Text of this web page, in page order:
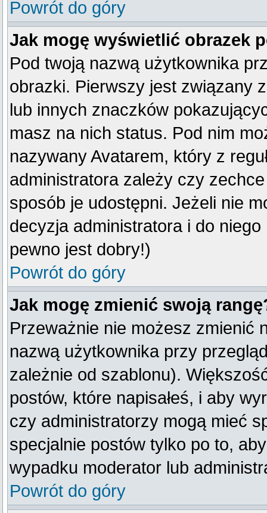
Powrót do góry
Jak mogę wyświetlić obrazek
Pod twoją nazwą użytkownika
obrazki. Pierwszy jest związany
lub innych znaczków
masz na nich status. Pod nim
nazywany Avatarem, który z
administratora zależy czy
sposób je udostępni. Jeżeli nie
decyzja administratora i do
pewno jest dobry!)
Powrót do góry
Jak mogę zmienić swoją
Przeważnie nie możesz zmienić
nazwą użytkownika przy
zależnie od szablonu).
postów, które napisałeś, i aby
czy administratorzy mogą mieć
specjalnie postów tylko po to,
wypadku moderator lub
Powrót do góry